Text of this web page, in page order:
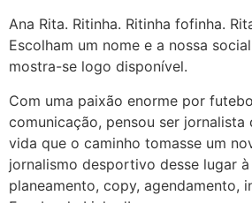
Ana Rita. Ritinha. Ritinha fofinha.
Escolham um nome e a nossa
mostra-se logo disponível.
Com uma paixão enorme por
comunicação, pensou ser jornalista
vida que o caminho tomasse um
jornalismo desportivo desse lugar
planeamento, copy, agendamento,